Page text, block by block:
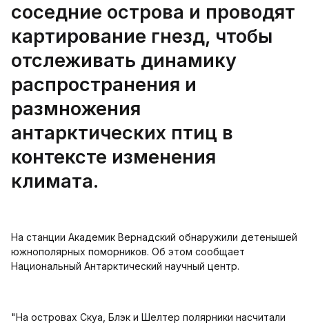
соседние острова и проводят
картирование гнезд, чтобы
отслеживать динамику
распространения и
размножения
антарктических птиц в
контексте изменения
климата.
На станции Академик Вернадский обнаружили детенышей
южнополярных поморников. Об этом сообщает
Национальный Антарктический научный центр.
"На островах Скуа, Блэк и Шелтер полярники насчитали